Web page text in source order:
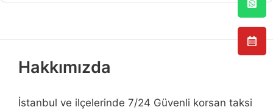
Hakkımızda
İstanbul ve ilçelerinde 7/24 Güvenli korsan taksi